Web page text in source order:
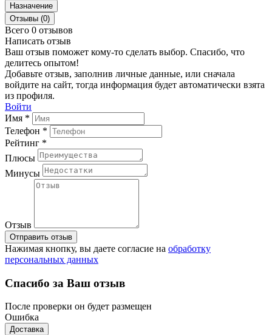
Назначение
Отзывы (0)
Всего 0 отзывов
Написать отзыв
Ваш отзыв поможет кому-то сделать выбор. Спасибо, что
делитесь опытом!
Добавьте отзыв, заполнив личные данные, или сначала
войдите на сайт, тогда информация будет автоматически взята
из профиля.
Войти
Имя *
Телефон *
Рейтинг *
Плюсы
Минусы
Отзыв
Отправить отзыв
Нажимая кнопку, вы даете согласие на обработку
персональных данных
Спасибо за Ваш отзыв
После проверки он будет размещен
Ошибка
Доставка